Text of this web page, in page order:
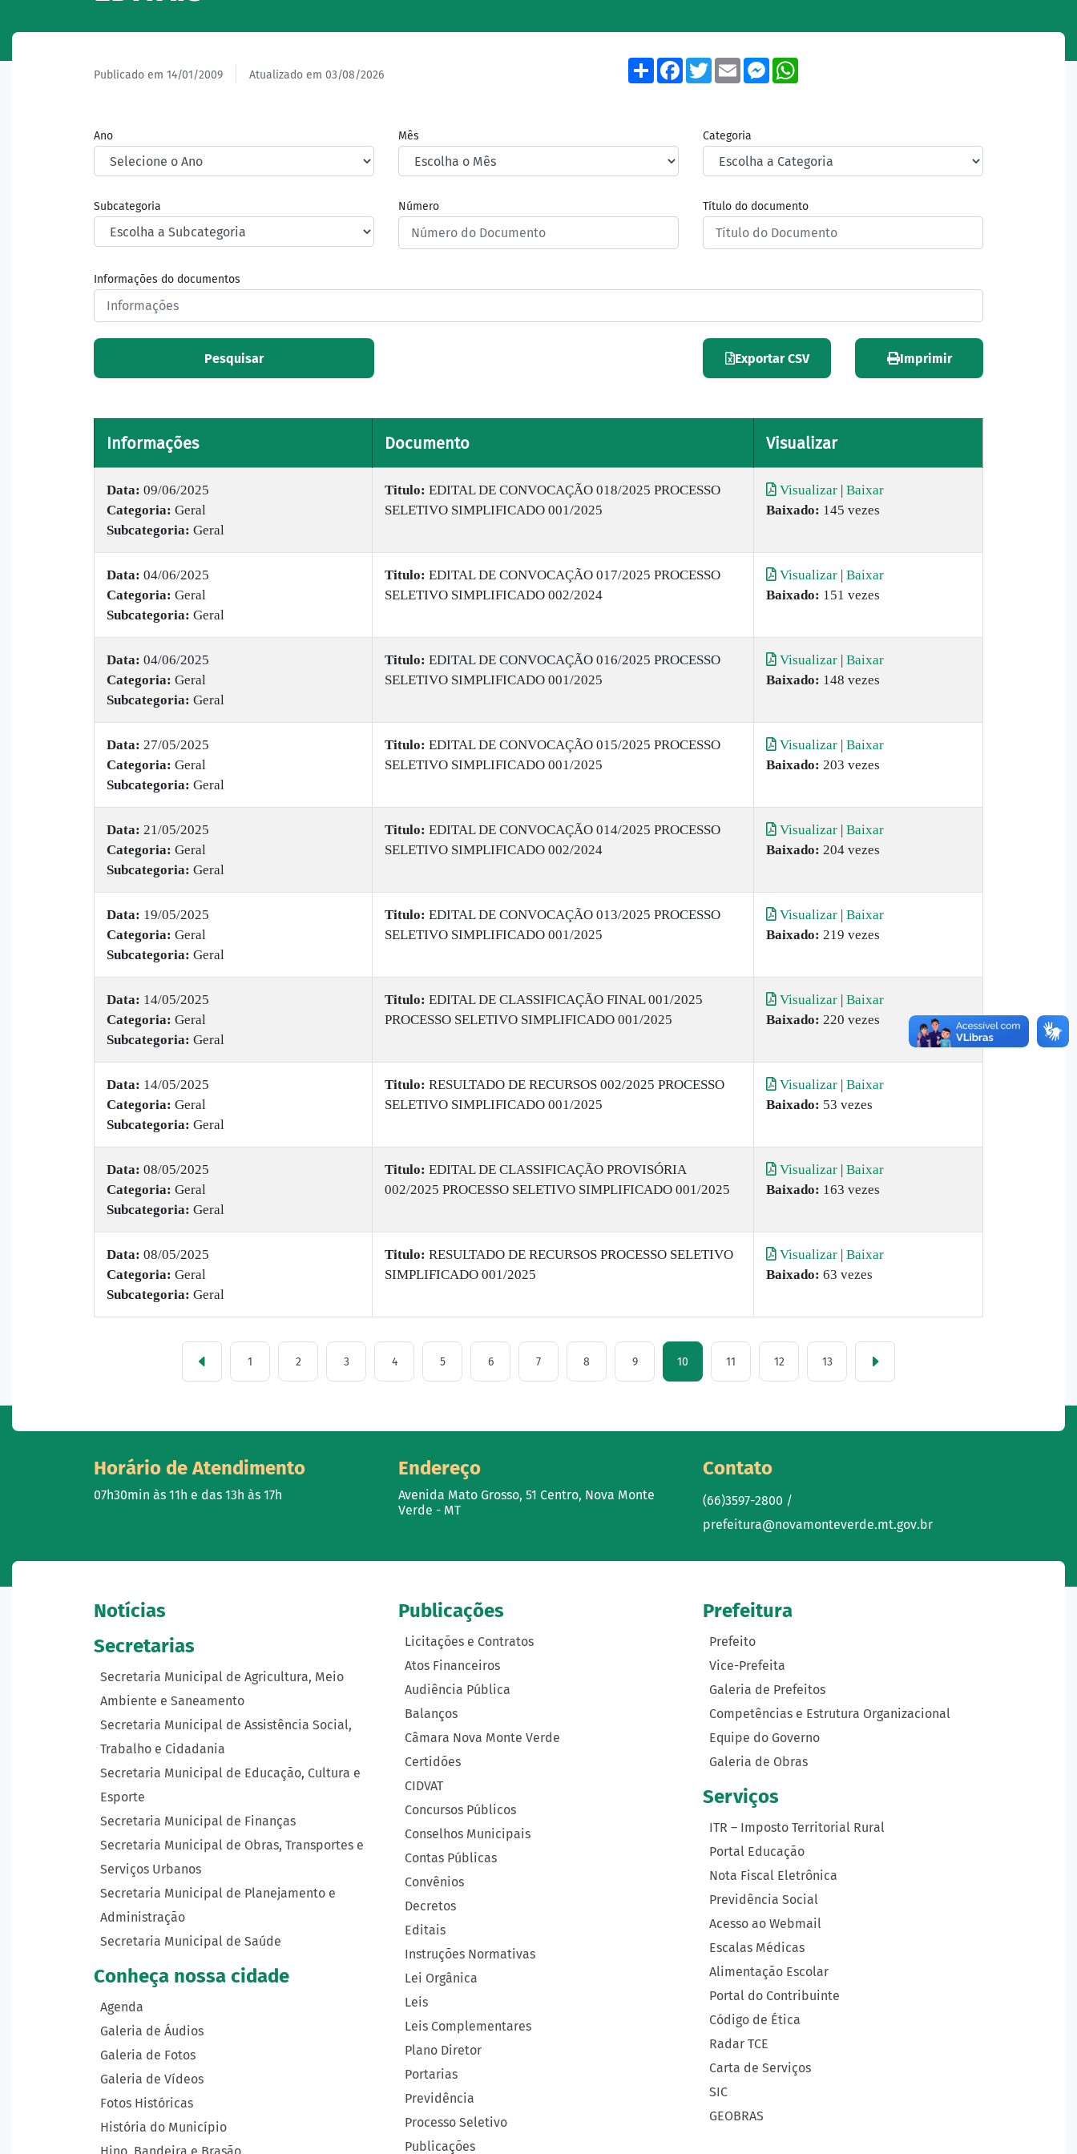
Publicado em 14/01/2009 Atualizado em 03/08/2026
ShareFacebook
TwitterEmailMessenger
Ano Mês Categoria
Subcategoria Número Título do documento
Informações do documentos
Pesquisar Exportar CSV Imprimir
Informações Documento Visualizar
Data: 09/06/2025
Categoria: Geral
Subcategoria: Geral
Titulo: EDITAL DE CONVOCAÇÃO 018/2025 PROCESSO
SELETIVO SIMPLIFICADO 001/2025
Visualizar | Baixar
Baixado: 145 vezes
Data: 04/06/2025
Categoria: Geral
Subcategoria: Geral
Titulo: EDITAL DE CONVOCAÇÃO 017/2025 PROCESSO
SELETIVO SIMPLIFICADO 002/2024
Visualizar | Baixar
Baixado: 151 vezes
Data: 04/06/2025
Categoria: Geral
Subcategoria: Geral
Titulo: EDITAL DE CONVOCAÇÃO 016/2025 PROCESSO
SELETIVO SIMPLIFICADO 001/2025
Visualizar | Baixar
Baixado: 148 vezes
Data: 27/05/2025
Categoria: Geral
Subcategoria: Geral
Titulo: EDITAL DE CONVOCAÇÃO 015/2025 PROCESSO
SELETIVO SIMPLIFICADO 001/2025
Visualizar | Baixar
Baixado: 203 vezes
Data: 21/05/2025
Categoria: Geral
Subcategoria: Geral
Titulo: EDITAL DE CONVOCAÇÃO 014/2025 PROCESSO
SELETIVO SIMPLIFICADO 002/2024
Visualizar | Baixar
Baixado: 204 vezes
Data: 19/05/2025
Categoria: Geral
Subcategoria: Geral
Titulo: EDITAL DE CONVOCAÇÃO 013/2025 PROCESSO
SELETIVO SIMPLIFICADO 001/2025
Visualizar | Baixar
Baixado: 219 vezes
Data: 14/05/2025
Categoria: Geral
Subcategoria: Geral
Titulo: EDITAL DE CLASSIFICAÇÃO FINAL 001/2025
PROCESSO SELETIVO SIMPLIFICADO 001/2025
Visualizar | Baixar
Baixado: 220 vezes
Data: 14/05/2025
Categoria: Geral
Subcategoria: Geral
Titulo: RESULTADO DE RECURSOS 002/2025 PROCESSO
SELETIVO SIMPLIFICADO 001/2025
Visualizar | Baixar
Baixado: 53 vezes
Data: 08/05/2025
Categoria: Geral
Subcategoria: Geral
Titulo: EDITAL DE CLASSIFICAÇÃO PROVISÓRIA
002/2025 PROCESSO SELETIVO SIMPLIFICADO 001/2025
Visualizar | Baixar
Baixado: 163 vezes
Data: 08/05/2025
Categoria: Geral
Subcategoria: Geral
Titulo: RESULTADO DE RECURSOS PROCESSO SELETIVO
SIMPLIFICADO 001/2025
Visualizar | Baixar
Baixado: 63 vezes
1 2 3 4 5 6 7 8 9 10 11 12 13
Horário de Atendimento
07h30min às 11h e das 13h às 17h
Endereço
Avenida Mato Grosso, 51 Centro, Nova Monte
Verde - MT
Contato
(66)3597-2800 /
prefeitura@novamonteverde.mt.gov.br
Notícias
Secretarias
Secretaria Municipal de Agricultura, Meio
Ambiente e Saneamento
Secretaria Municipal de Assistência Social,
Trabalho e Cidadania
Secretaria Municipal de Educação, Cultura e
Esporte
Secretaria Municipal de Finanças
Secretaria Municipal de Obras, Transportes e
Serviços Urbanos
Secretaria Municipal de Planejamento e
Administração
Secretaria Municipal de Saúde
Conheça nossa cidade
Agenda
Galeria de Áudios
Galeria de Fotos
Galeria de Vídeos
Fotos Históricas
História do Município
Publicações
Licitações e Contratos
Atos Financeiros
Audiência Pública
Balanços
Câmara Nova Monte Verde
Certidões
CIDVAT
Concursos Públicos
Conselhos Municipais
Contas Públicas
Convênios
Decretos
Editais
Instruções Normativas
Lei Orgânica
Leis
Leis Complementares
Plano Diretor
Portarias
Previdência
Processo Seletivo
Publicações
Prefeitura
Prefeito
Vice-Prefeita
Galeria de Prefeitos
Competências e Estrutura Organizacional
Equipe do Governo
Galeria de Obras
Serviços
ITR – Imposto Territorial Rural
Portal Educação
Nota Fiscal Eletrônica
Previdência Social
Acesso ao Webmail
Escalas Médicas
Alimentação Escolar
Portal do Contribuinte
Código de Ética
Radar TCE
Carta de Serviços
SIC
GEOBRAS